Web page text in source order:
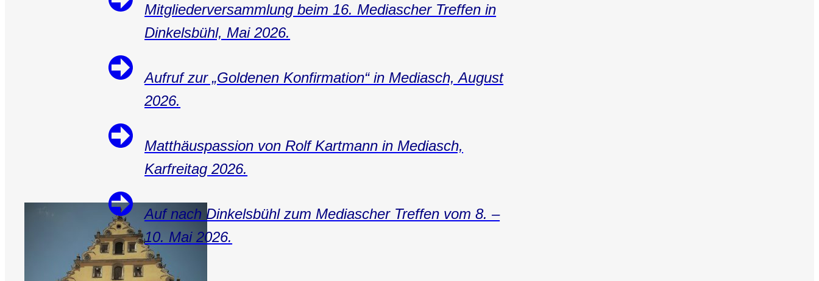
Mitgliederversammlung beim 16. Mediascher Treffen in
Dinkelsbühl, Mai 2026.
Aufruf zur „Goldenen Konfirmation“ in Mediasch, August
2026.
Matthäuspassion von Rolf Kartmann in Mediasch,
Karfreitag 2026.
Auf nach Dinkelsbühl zum Mediascher Treffen vom 8. –
10. Mai 2026.